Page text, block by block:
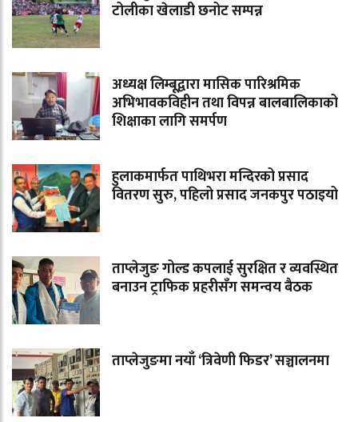
टोलीका खेलाडी छनोट सम्पन्न
अध्यक्ष लिम्बूद्वारा मासिक पारिश्रमिक
अभिभावकविहीन तथा विपन्न बालबालिकाको
शिक्षाका लागि समर्पण
हुलाकमार्फत पाथिभरा मन्दिरको प्रसाद
वितरण सुरु, पहिलो प्रसाद जनकपुर पठाइयो
ताप्लेजुङ गोल्ड कपलाई सुरक्षित र व्यवस्थित
बनाउन ट्राफिक प्रहरीसँग समन्वय बैठक
ताप्लेजुङमा नयाँ ‘त्रिवेणी फिडर’ सञ्चालनमा